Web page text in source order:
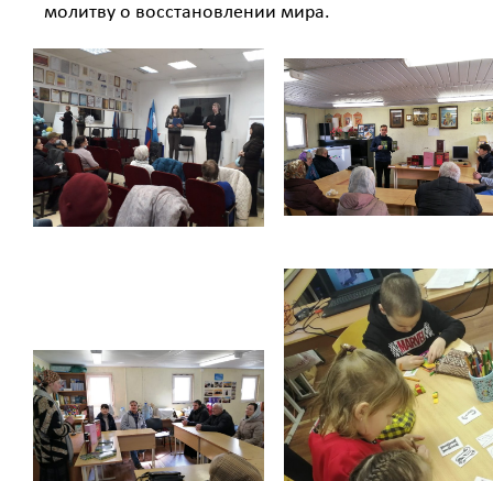
молитву о восстановлении мира.